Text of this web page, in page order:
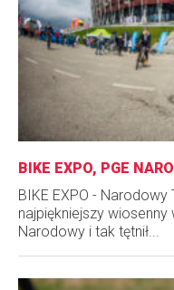
BIKE EXPO, PGE
BIKE EXPO -
najpiękniejszy wiosenny
Narodowy i tak tętnił...